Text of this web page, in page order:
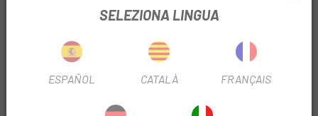
SCHEDA PRODOTTO
FILTRO STAGIONALE
Montagna
SELEZIONA LINGUA
ESPAÑOL CATALÀ FRANÇAIS